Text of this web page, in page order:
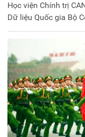
Học viện Chính trị
Dữ liệu Quốc gia Bộ